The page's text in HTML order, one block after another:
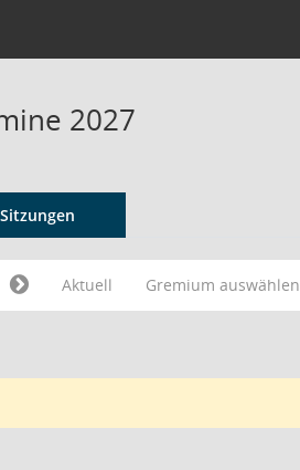
2027
Sitzungen
Aktuell Gremium auswählen